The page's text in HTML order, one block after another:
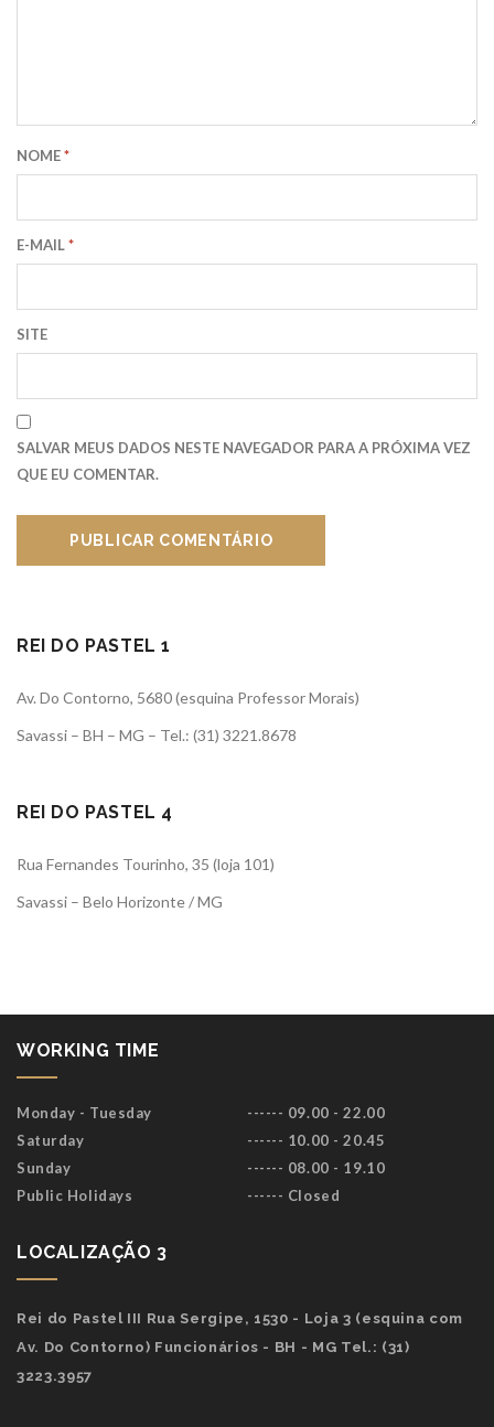
NOME*
E-MAIL*
SITE
SALVAR MEUS DADOS NESTE NAVEGADOR PARA A PRÓXIMA VEZ
QUE EU COMENTAR.
REI DO PASTEL 1
Av. Do Contorno, 5680 (esquina Professor Morais)
Savassi – BH – MG – Tel.: (31) 3221.8678
REI DO PASTEL 4
Rua Fernandes Tourinho, 35 (loja 101)
Savassi – Belo Horizonte / MG
WORKING TIME
Monday - Tuesday
------ 09.00 - 22.00
Saturday
------ 10.00 - 20.45
Sunday
------ 08.00 - 19.10
Public Holidays
------ Closed
LOCALIZAÇÃO 3
Rei do Pastel III Rua Sergipe, 1530 - Loja 3 (esquina com
Av. Do Contorno) Funcionários - BH - MG Tel.: (31)
3223.3957